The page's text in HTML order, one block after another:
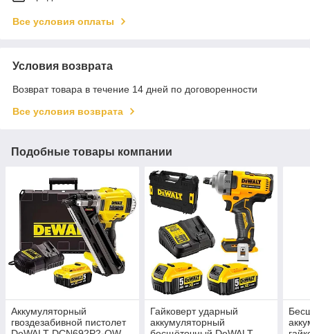
Все условия оплаты
Условия возврата
Возврат товара в течение 14 дней по договоренности
Все условия возврата
Подобные товары компании
Аккумуляторный
гвоздезабивной пистолет
Гайковерт ударный
аккумуляторный